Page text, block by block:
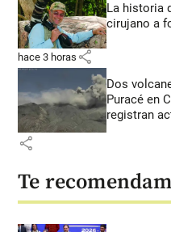
La historia
cirujano a
hace 3 horas share
Dos
Puracé en
registran
share
Te